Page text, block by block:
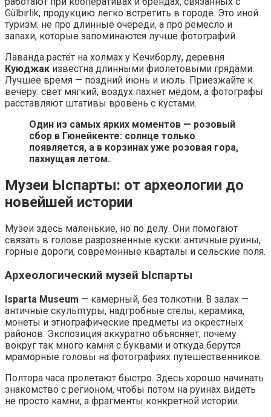
Gülbirlik, продукцию легко встретить в городе. Это иной
туризм: не про длинные очереди, а про ремесло и
запахи, которые запоминаются лучше фотографий.
Лаванда растёт на холмах у Кечиборлу, деревня
Куюджак известна длинными фиолетовыми грядами.
Лучшее время — поздний июнь и июль. Приезжайте к
вечеру: свет мягкий, воздух пахнет мёдом, а фотографы
расставляют штативы вровень с кустами.
Один из самых ярких моментов — розовый
сбор в Гюнейкенте: солнце только
появляется, а в корзинах уже розовая гора,
пахнущая летом.
Музеи Ыспарты: от археологии до
новейшей истории
Музеи здесь маленькие, но по делу. Они помогают
связать в голове разрозненные куски: античные руины,
горные дороги, современные кварталы и сельские поля.
Археологический музей Ыспарты
Isparta Museum — камерный, без толкотни. В залах —
античные скульптуры, надгробные стелы, керамика,
монеты и этнографические предметы из окрестных
районов. Экспозиция аккуратно объясняет, почему
вокруг так много камня с буквами и откуда берутся
мраморные головы на фотографиях путешественников.
Полтора часа пролетают быстро. Здесь хорошо начинать
знакомство с регионом, чтобы потом на руинах видеть
не просто камни, а фрагменты конкретной истории.